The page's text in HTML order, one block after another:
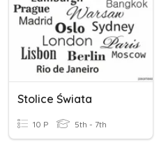
Stolice Świata
10 P 5th - 7th